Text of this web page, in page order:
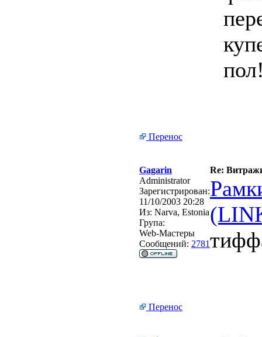
Перенос
Gagarin
Re:
Administrator
Зарегистрирован:
11/10/2003 20:28
Из: Narva, Estonia
Група:
Web-Мастеры
Сообщений: 2781
Перенос